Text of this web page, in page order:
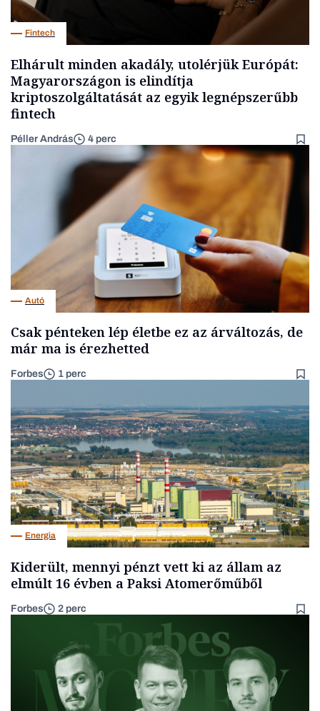
Fintech
Elhárult minden akadály, utolérjük Európát:
Magyarországon is elindítja
kriptoszolgáltatását az egyik legnépszerűbb
fintech
Péller András 4 perc
Autó
Csak pénteken lép életbe ez az árváltozás, de
már ma is érezhetted
Forbes 1 perc
Energia
Kiderült, mennyi pénzt vett ki az állam az
elmúlt 16 évben a Paksi Atomerőműből
Forbes 2 perc